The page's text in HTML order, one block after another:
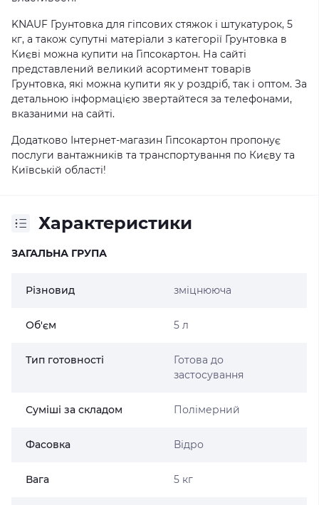
KNAUF Грунтовка для гіпсових стяжок і штукатурок, 5
кг, а також супутні матеріали з категорії Грунтовка в
Києві можна купити на Гіпсокартон. На сайті
представлений великий асортимент товарів
Грунтовка, які можна купити як у роздріб, так і оптом. За
детальною інформацією звертайтеся за телефонами,
вказаними на сайті.
Додатково Інтернет-магазин Гіпсокартон пропонує
послуги вантажників та транспортування по Києву та
Київській області!
Характеристики
ЗАГАЛЬНА ГРУПА
Різновид зміцнююча
Об'єм 5 л
Тип готовності
Готова до
застосування
Суміші за складом Полімерний
Фасовка Відро
Вага 5 кг